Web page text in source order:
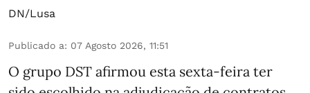
DN/Lusa
Publicado a: 07 Agosto 2026, 11:51
O grupo DST afirmou esta sexta-feira ter